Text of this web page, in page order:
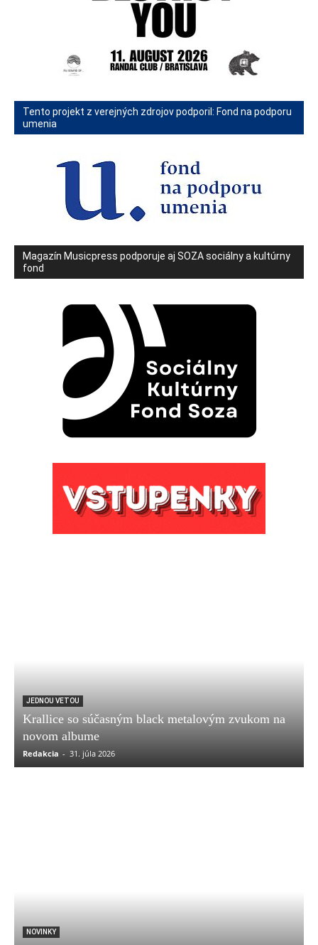
Tento projekt z verejných zdrojov podporil: Fond na podporu
umenia
Magazín Musicpress podporuje aj SOZA sociálny a kultúrny
fond
JEDNOU VETOU
Krallice so súčasným black metalovým zvukom na
novom albume
Redakcia - 31. júla 2026
NOVINKY